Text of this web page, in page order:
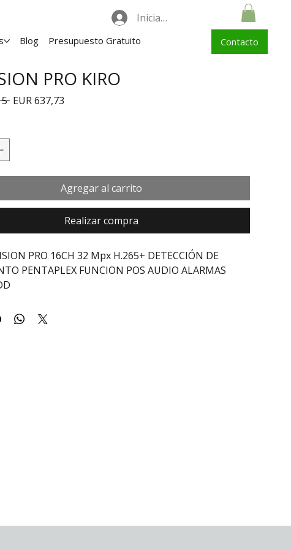
Iniciar sesión
Blog Presupuesto Gratuito Contacto
PRO KIRO
Precio
EUR 637,73Precio de oferta
Agregar al carrito
Realizar compra
PRO 16CH 32 Mpx H.265+ DETECCIÓN DE
PENTAPLEX FUNCION POS AUDIO ALARMAS